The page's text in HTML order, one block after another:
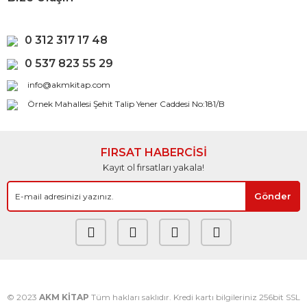
0 312 317 17 48
0 537 823 55 29
info@akmkitap.com
Örnek Mahallesi Şehit Talip Yener Caddesi No:181/B
FIRSAT HABERCİSİ
Kayıt ol fırsatları yakala!
Gönder
© 2023 AKM KİTAP Tüm hakları saklıdır. Kredi kartı bilgileriniz 256bit SSL